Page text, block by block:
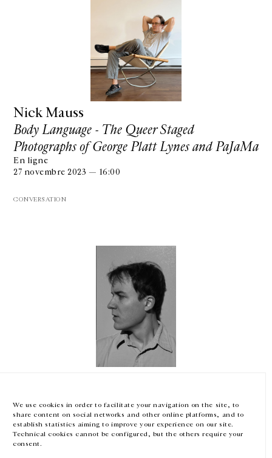
We use cookies in order to facilitate your navigation on the site, to
share content on social networks and other online platforms, and to
establish statistics aiming to improve your experience on our site.
Technical cookies cannot be configured, but the others require your
consent.
Nick Mauss
Body Language - The Queer Staged
Photographs of George Platt Lynes and PaJaMa
En ligne
27 novembre 2023 — 16:00
CONVERSATION
Harvard University, Cambridge, États-Unis
14 novembre 2023 — 18:30
CONVERSATION
10 RUE CHARLOT, 75003 PARIS
EN FR 中文 Facebook Instagram
Inscrivez-vous à notre newsletter